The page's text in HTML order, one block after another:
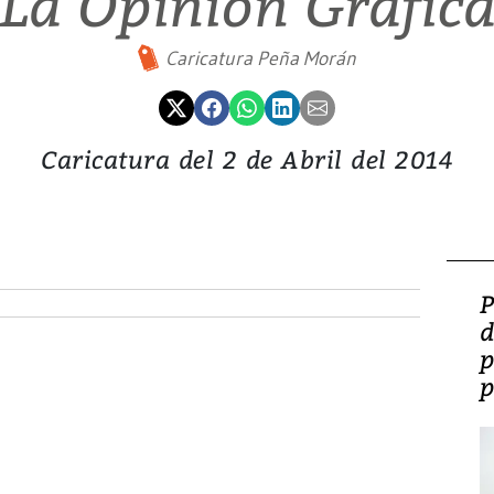
Caricatura Peña Morán
Caricatura del 2 de Abril del 2014